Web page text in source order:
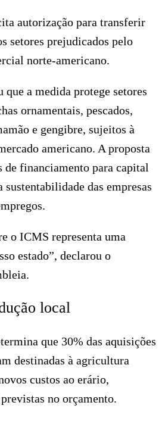
autorização para transferir
setores prejudicados pelo
norte-americano.
que a medida protege setores
ornamentais, pescados,
e gengibre, sujeitos à
americano. A proposta
de financiamento para capital
das empresas
o ICMS representa uma
estado”, declarou o
local
que 30% das aquisições
destinadas à agricultura
custos ao erário,
no orçamento.